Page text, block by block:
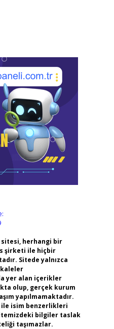
herhangi bir
şirketi ile hiçbir
Sitede yalnızca
yer alan içerikler
olup, gerçek kurum
yapılmamaktadır.
ile isim benzerlikleri
bilgiler taslak
taşımazlar.